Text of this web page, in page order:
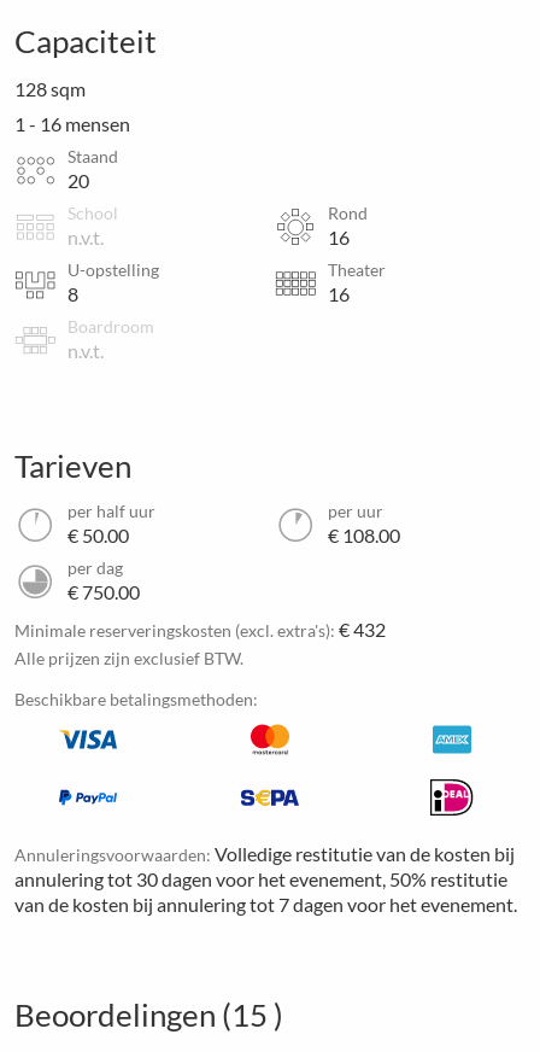
Capaciteit
128 sqm
1 - 16 mensen
Staand
20
School
n.v.t.
Rond
16
U-opstelling
8
Theater
16
Boardroom
n.v.t.
Tarieven
per half uur
€ 50.00
per uur
€ 108.00
per dag
€ 750.00
Minimale reserveringskosten (excl. extra's): € 432
Alle prijzen zijn exclusief BTW.
Beschikbare betalingsmethoden:
Annuleringsvoorwaarden: Volledige restitutie van de kosten bij
annulering tot 30 dagen voor het evenement, 50% restitutie
van de kosten bij annulering tot 7 dagen voor het evenement.
Beoordelingen (15 )